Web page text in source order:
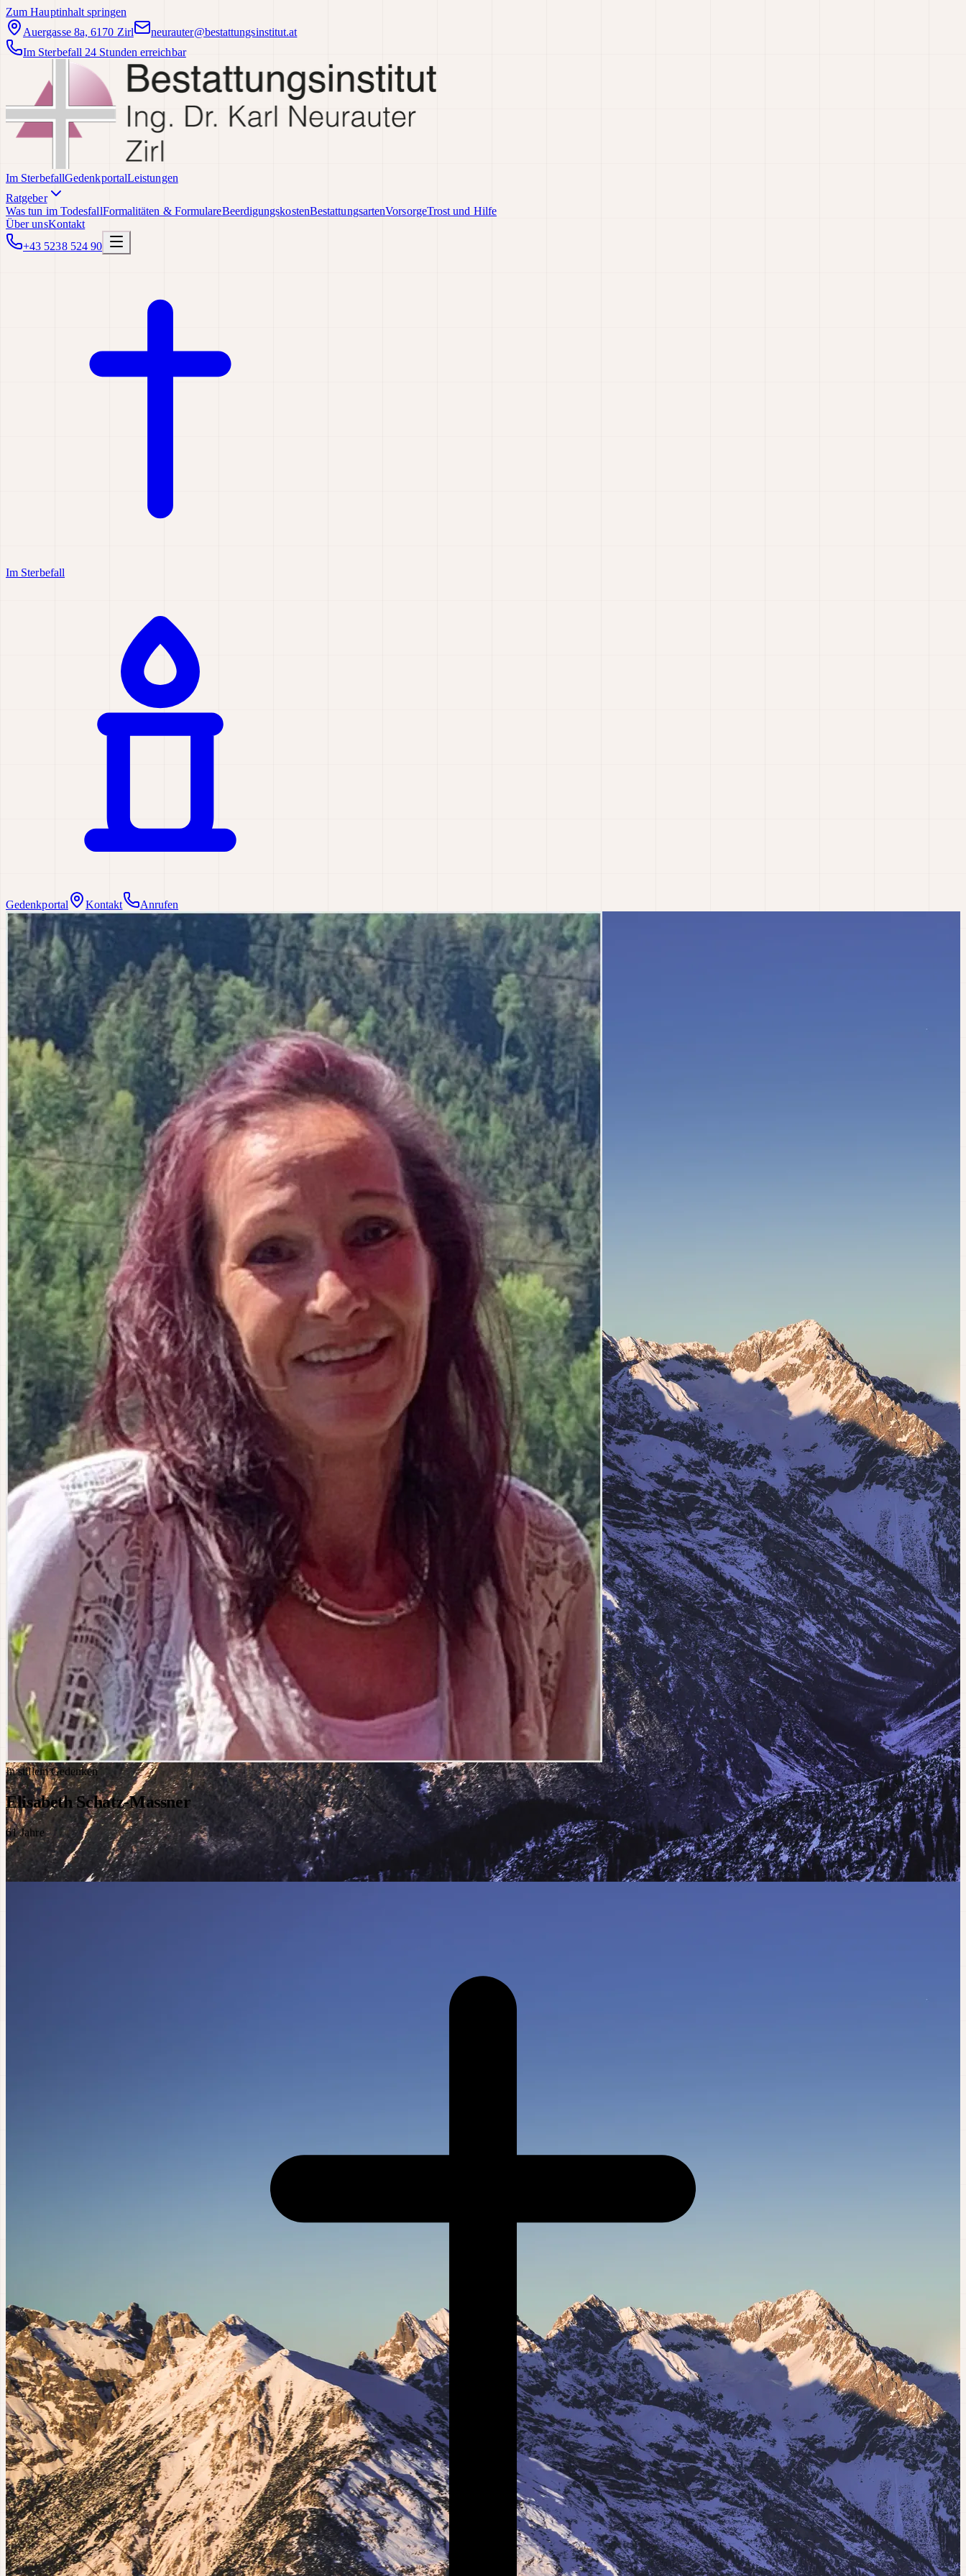
Zum Hauptinhalt springen
Auergasse 8a, 6170 Zirl
neurauter@bestattungsinstitut.at
Im Sterbefall 24 Stunden erreichbar
Im SterbefallGedenkportalLeistungen
Ratgeber
Was tun im TodesfallFormalitäten & FormulareBeerdigungskostenBestattungsartenVorsorgeTrost und Hilfe
Über unsKontakt
+43 5238 524 90
Im Sterbefall
Gedenkportal Kontakt Anrufen
In stillem Gedenken
Elisabeth Schatz-Massner
61Jahre